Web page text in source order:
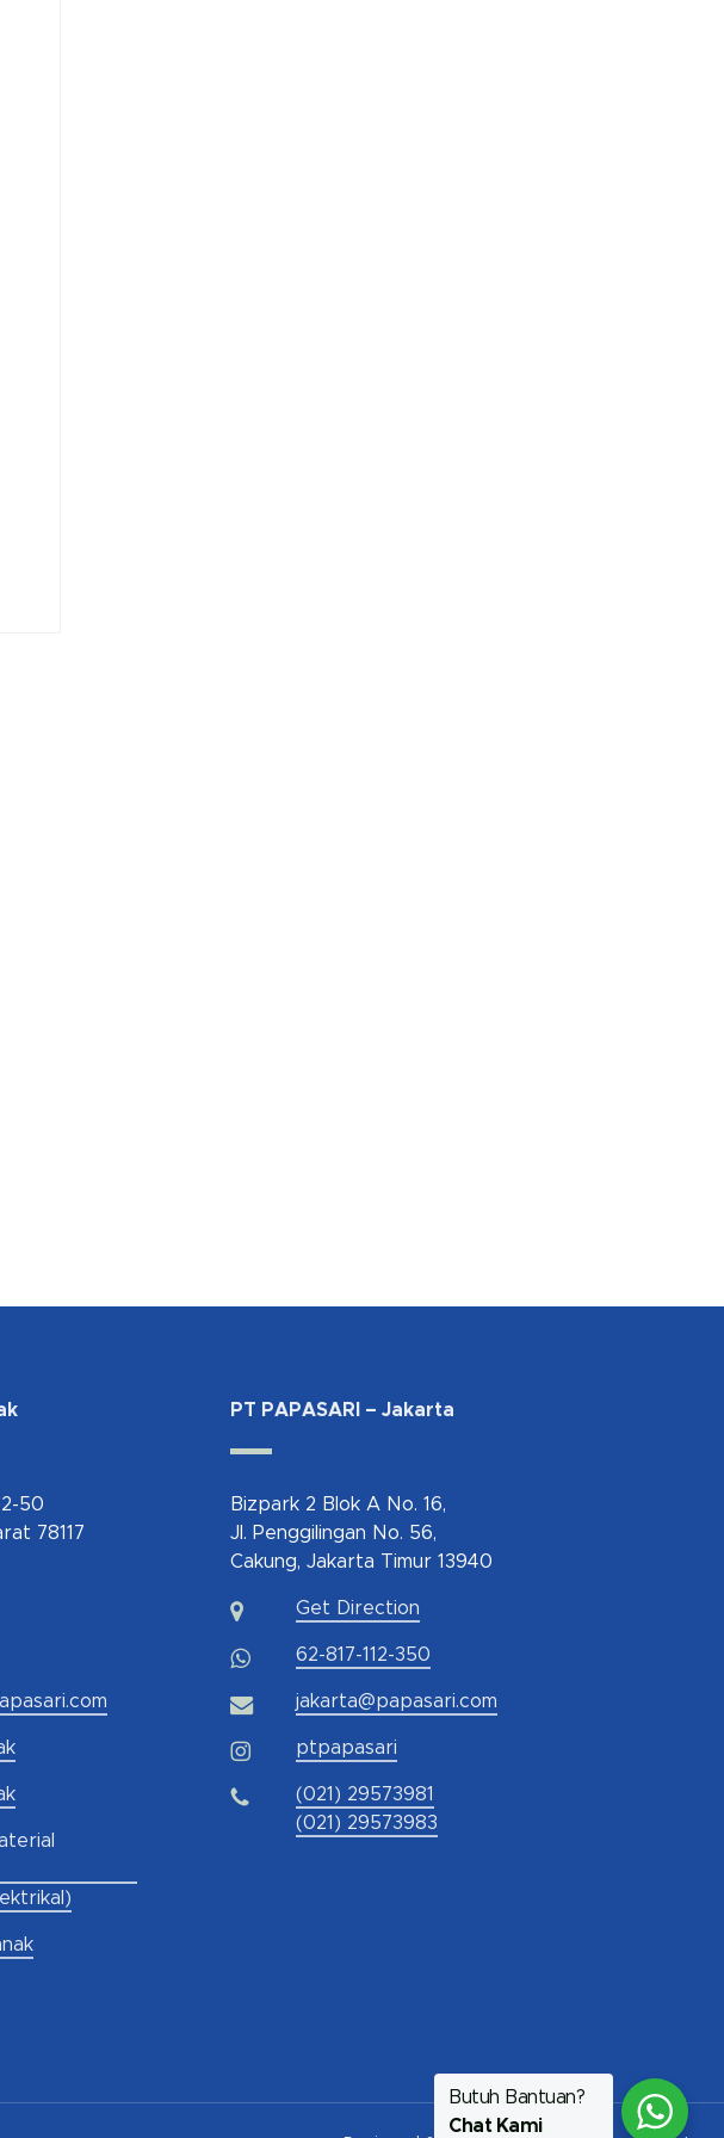
50
78117
PT PAPASARI – Jakarta
Bizpark 2 Blok A No. 16,
Jl. Penggilingan No. 56,
Cakung, Jakarta Timur 13940
Get Direction
62-817-112-350
jakarta@papasari.com
ptpapasari
(021) 29573981
(021) 29573983
Butuh Bantuan?
Chat Kami